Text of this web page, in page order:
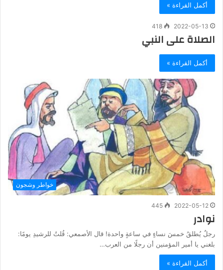
أكمل القراءة »
2022-05-13
418
الصلاة على النبي
أكمل القراءة »
خواطر وشجون
2022-05-12
445
نوادر
رجلٌ يُطلقُ خمسَ نساءٍ في ساعةٍ واحدة! قال الأصمعي: قُلتُ للرشيدِ يومًا:
بلغني يا أمير المؤمنين أن رجلًا من العرب…
أكمل القراءة »